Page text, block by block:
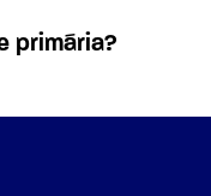
primária?